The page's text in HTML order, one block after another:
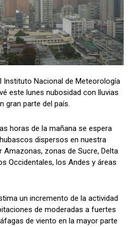
Instituto Nacional de Meteorología
este lunes nubosidad con lluvias
gran parte del país.
horas de la mañana se espera
dispersos en nuestra
Amazonas, zonas de Sucre, Delta
Occidentales, los Andes y áreas
un incremento de la actividad
de moderadas a fuertes
de viento en la mayor parte